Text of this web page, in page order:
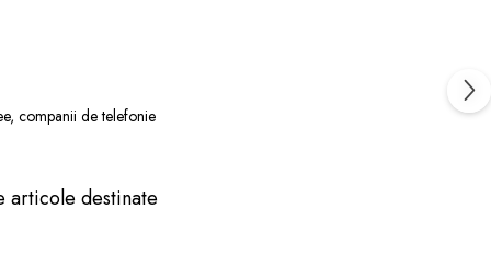
companii de telefonie
articole destinate